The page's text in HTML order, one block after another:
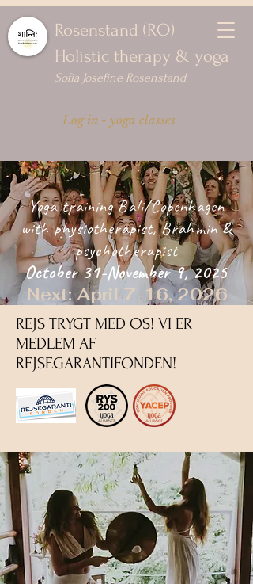
Rosenstand (RO)
Holistic therapy & yoga
Sofia Josefine Rosenstand
Log in - yoga classes
Yoga training Bali/Copenhagen
with physiotherapist, Brahmin &
psychotherapist
October 31-November 9, 2025
Next: April 7-16, 2026
REJS TRYGT MED OS! VI ER
MEDLEM AF
REJSEGARANTIFONDEN!